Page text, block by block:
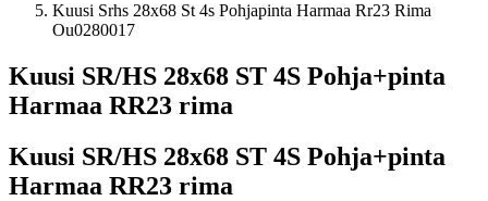
Kuusi Srhs 28x68 St 4s Pohjapinta Harmaa Rr23 Rima
Ou0280017
Kuusi SR/HS 28x68 ST 4S Pohja+pinta
Harmaa RR23 rima
Kuusi SR/HS 28x68 ST 4S Pohja+pinta
Harmaa RR23 rima